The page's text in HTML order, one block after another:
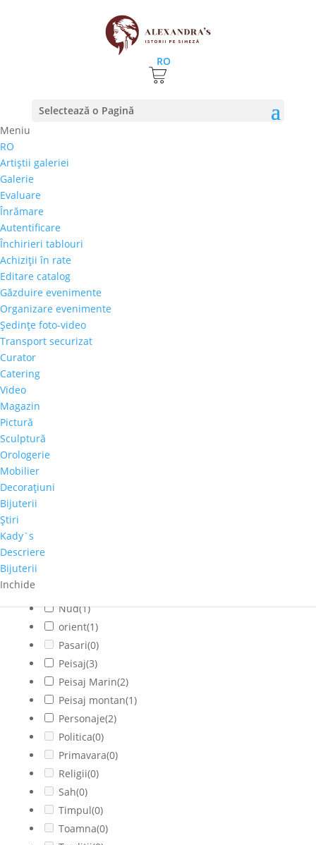
RO
Selectează o Pagină
Meniu
RO
Artiştii galeriei
Galerie
Evaluare
Înrămare
Autentificare
Închirieri tablouri
Achiziţii în rate
Editare catalog
Găzduire evenimente
Organizare evenimente
Şedinţe foto-video
Transport securizat
Curator
Catering
Video
Magazin
Pictură
Sculptură
Orologerie
Mobilier
Decoraţiuni
Bijuterii
Ştiri
Kady`s
Descriere
Bijuterii
Inchide
Prima pagină⚊ Tehnica produs ⚊ Ulei pe carton
Ulei pe carton
Autor
Perioada
Tip lucrare
Tehnică
Temă
Cai-Hipism
Citadin(0)
Cladiri faimoase
Nud(1)
orient(1)
Pasari(0)
Peisaj(3)
Peisaj Marin(2)
Peisaj montan(1)
Personaje(2)
Politica(0)
Primavara(0)
Religii(0)
Sah(0)
Timpul(0)
Toamna(0)